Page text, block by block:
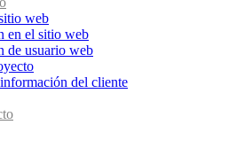
web
en el sitio web
de usuario web
del cliente